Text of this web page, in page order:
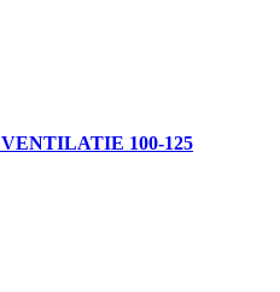
100-125